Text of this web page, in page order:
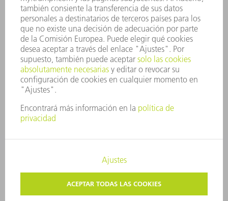
SISTEMA DE INFORMADORES
SEGURIDAD
COMUNICADOS DE PRENSA
REVISTAS
SOSTENIBILIDAD
MEDIO AMBIENTE Y CLIMA
SOCIEDAD Y EMPRESA
GESTIÓN EMPRESARIAL
PROTECCIÓN DE DATOS
COPYRIGHT Y MARCA REGISTRADA
TRUMPF ESPAÑA
AJUSTES DE PRIVACIDAD